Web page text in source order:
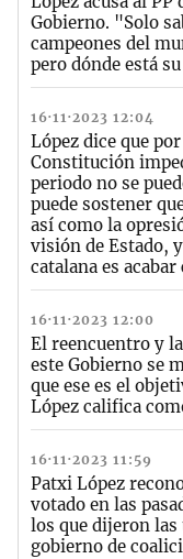
Gobierno. "Solo
campeones del
pero dónde está
16·11·2023 12:04
López dice que
Constitución
periodo no se
puede sostener
así como la
visión de Estado,
catalana es
16·11·2023 12:00
El reencuentro y
este Gobierno se
que ese es el
López califica
16·11·2023 11:59
Patxi López
votado en las
los que dijeron las
gobierno de